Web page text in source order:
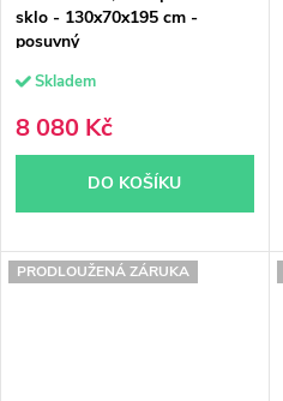
sklo - 130x70x195 cm -
posuvný
Skladem
8 080 Kč
DO KOŠÍKU
PRODLOUŽENÁ ZÁRUKA